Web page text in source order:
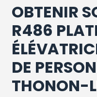
OBTENIR
R486
DE
THONON-